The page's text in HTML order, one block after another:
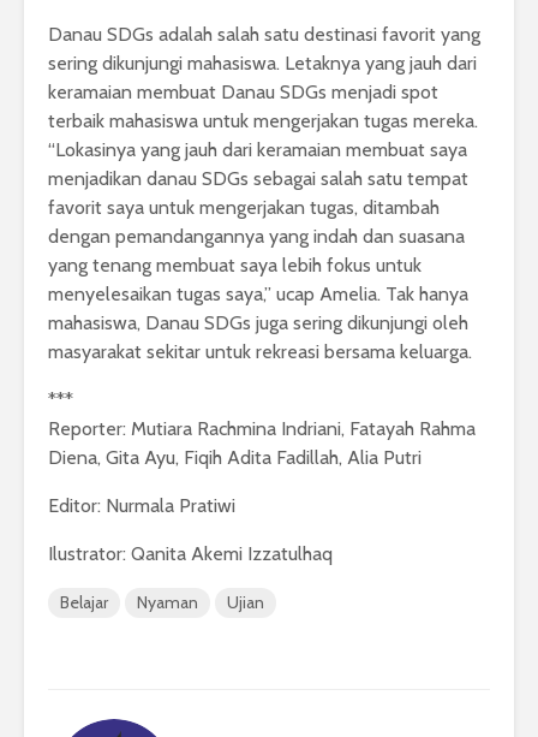
Danau SDGs adalah salah satu destinasi favorit yang
sering dikunjungi mahasiswa. Letaknya yang jauh dari
keramaian membuat Danau SDGs menjadi spot
terbaik mahasiswa untuk mengerjakan tugas mereka.
“Lokasinya yang jauh dari keramaian membuat saya
menjadikan danau SDGs sebagai salah satu tempat
favorit saya untuk mengerjakan tugas, ditambah
dengan pemandangannya yang indah dan suasana
yang tenang membuat saya lebih fokus untuk
menyelesaikan tugas saya,” ucap Amelia. Tak hanya
mahasiswa, Danau SDGs juga sering dikunjungi oleh
masyarakat sekitar untuk rekreasi bersama keluarga.
***
Reporter: Mutiara Rachmina Indriani, Fatayah Rahma
Diena, Gita Ayu, Fiqih Adita Fadillah, Alia Putri
Editor: Nurmala Pratiwi
Ilustrator: Qanita Akemi Izzatulhaq
Belajar Nyaman Ujian